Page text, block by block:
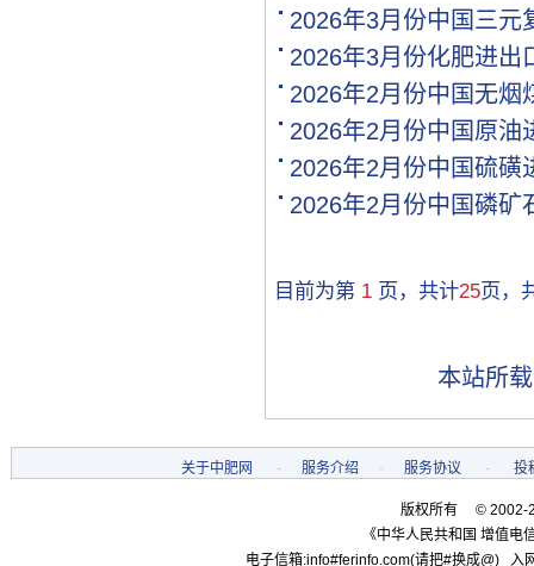
[代理]广西柳州代理硫基复.
2026年3月份中国三元
2026年3月份化肥进出
2026年2月份中国无烟
2026年2月份中国原油
2026年2月份中国硫磺
2026年2月份中国磷矿
目前为第 1页，共计25页，
本站所
关于中肥网 - 服务介绍 - 服务协议 - 投
版权所有 © 2002-
《中华人民共和国 增值电
电子信箱:info#ferinfo.com(请把#换成@)